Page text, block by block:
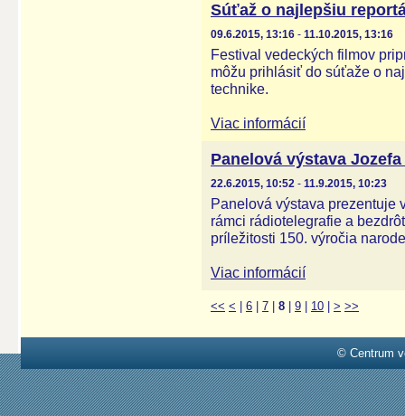
Súťaž o najlepšiu
09.6.2015, 13:16 - 11.10.2015, 13:16
Festival vedeckých filmov
môžu prihlásiť do súťaže o
technike.
Viac informácií
Panelová výstava
22.6.2015, 10:52 - 11.9.2015, 10:23
Panelová výstava prezentuje
rámci rádiotelegrafie a
príležitosti 150. výročia
Viac informácií
<< < 6 7 8 9 10 > >>
© Centrum